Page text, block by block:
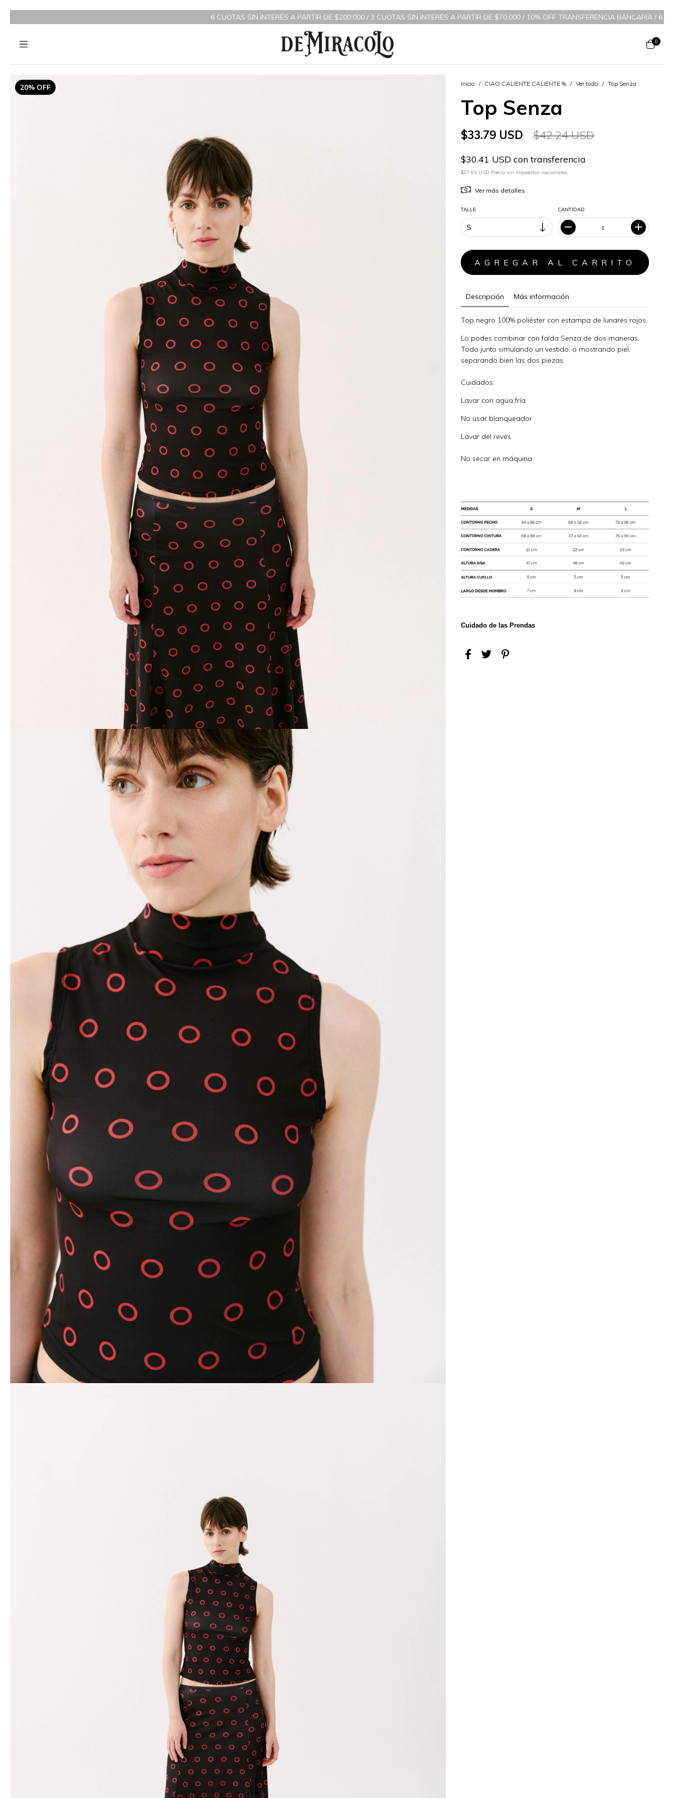
6 CUOTAS SIN INTERÉS A PARTIR DE $200.000 / 3 CUOTAS SIN INTERÉS A PARTIR DE $70.000 / 10% OFF TRANSFERENCIA BANCARIA/6 CUOTAS SIN
0
20% OFF Inicio / CIAO CALIENTE CALIENTE % / Ver todo / Top Senza
Top Senza
$33.79 USD $42.24 USD
$30.41 USD con transferencia
$27.93 USD Precio sin impuestos nacionales
Ver más detalles
TALLE CANTIDAD
Descripción Más información
Top negro 100% poliéster con estampa de lunares rojos.
Lo podes combinar con falda Senza de dos maneras:
Todo junto simulando un vestido; o mostrando piel,
separando bien las dos piezas.
Cuidados:
Lavar con agua fría
No usar blanqueador
Lavar del revés
No secar en máquina
Cuidado de las Prendas